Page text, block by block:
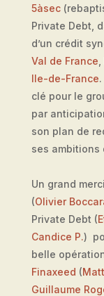
5àsec
Private Debt,
d’un crédit
Val de France
Ile-de-France
clé pour le
par
son plan de
ses ambitions
Un grand
(Olivier
Private Debt (
Candice P.)
belle
Finaxeed (
Guillaume